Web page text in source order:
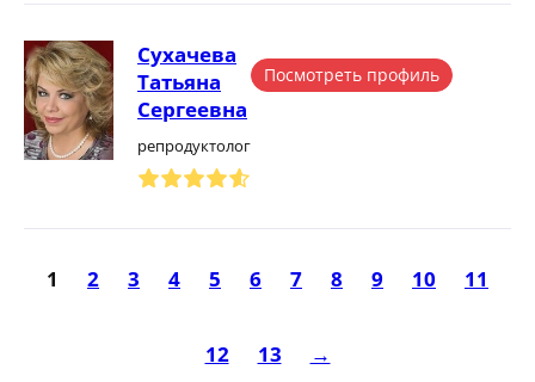
Сухачева
Татьяна
Сергеевна
репродуктолог
Посмотреть профиль
1 2 3 4 5 6 7 8 9 10 11
12 13 →